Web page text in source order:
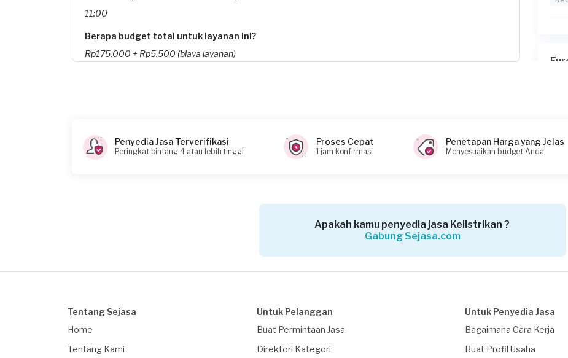
11:00
Berapa budget total untuk layanan ini?
Rp175.000 + Rp5.500 (biaya layanan)
Penyedia Jasa Terverifikasi
Peringkat bintang 4 atau lebih tinggi
Proses Cepat
1 jam konfirmasi
Penetapan Harga yang Jelas
Menyesuaikan budget Anda
Apakah kamu penyedia jasa Kelistrikan ?
Gabung Sejasa.com
Tentang Sejasa
Home
Tentang Kami
Untuk Pelanggan
Buat Permintaan Jasa
Direktori Kategori
Untuk Penyedia Jasa
Bagaimana Cara Kerja
Buat Profil Usaha